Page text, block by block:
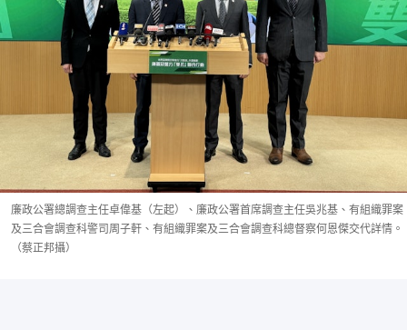
廉政公署總調查主任卓偉基（左起）、廉政公署首席調查主任吳兆基、有組織罪案
及三合會調查科警司周子軒、有組織罪案及三合會調查科總督察何恩傑交代詳情。
（蔡正邦攝）